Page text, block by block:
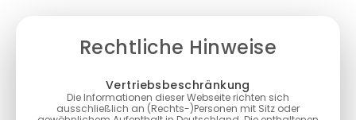
Rechtliche Hinweise
Vertriebsbeschränkung
Die Informationen dieser Webseite richten sich
ausschließlich an (Rechts-)Personen mit Sitz oder